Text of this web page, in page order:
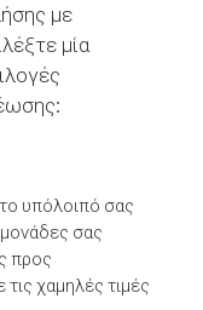
με
μία
υπόλοιπό σας
σας
προς
χαμηλές τιμές